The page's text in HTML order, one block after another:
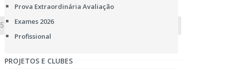
Prova Extraordinária Avaliação
Exames 2026
Profissional
PROJETOS E CLUBES
57 58